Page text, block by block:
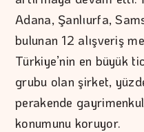
Adana, Şanlıurfa,
bulunan 12 alışveriş
Türkiye’nin en büyük
grubu olan şirket,
perakende
konumunu koruyor.